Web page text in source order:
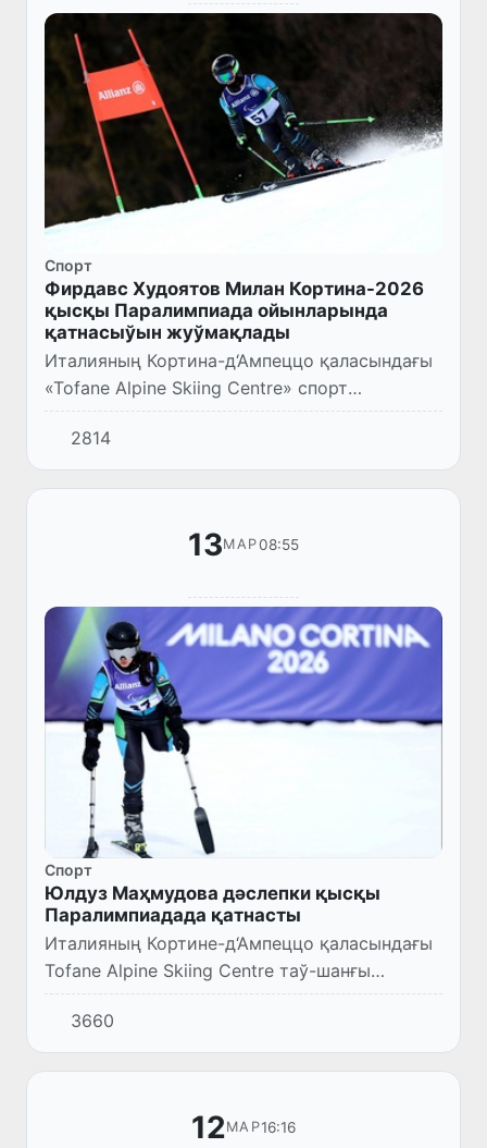
Спорт
Фирдавс Худоятов Милан Кортина-2026
қысқы Паралимпиада ойынларында
қатнасыўын жуўмақлады
Италияның Кортина-д‘Ампеццо қаласындағы
«Tofane Alpine Skiing Centre» спорт
комплексинде 2026-жылғы XIV қысқы
Паралимпия ойынлары шеңберинде ер
адамлар арасында гигант слалом бойын...
2814
13МАР08:55
Спорт
Юлдуз Маҳмудова дәслепки қысқы
Паралимпиадада қатнасты
Италияның Кортине-д‘Ампеццо қаласындағы
Tofane Alpine Skiing Centre таў-шанғы
комплексинде 2026-жылғы қысқы
Паралимпия ойынларының ҳаял-қызлар
арасында гигант слалом жарысы жуўмақл...
3660
12МАР16:16